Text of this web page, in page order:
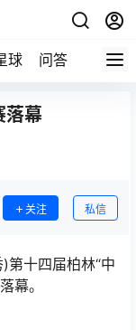
球 问答 专题
落幕
关注 私信
第十四届柏林“中
幕。